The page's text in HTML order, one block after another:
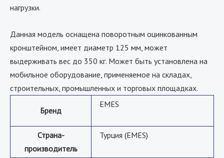
нагрузки.
Данная модель оснащена поворотным оцинкованным
кронштейном, имеет диаметр 125 мм, может
выдерживать вес до 350 кг. Может быть установлена на
мобильное оборудование, применяемое на складах,
строительных, промышленных и торговых площадках.
Бренд
EMES
Страна-
производитель
Турция (EMES)